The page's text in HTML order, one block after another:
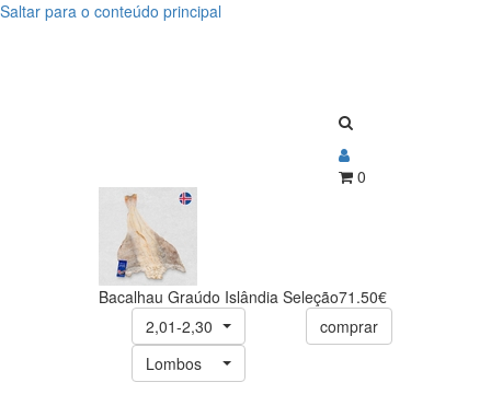
Saltar para o conteúdo principal
0
Bacalhau Graúdo Islândia Seleção71.50€
2,01-2,30
Lombos
comprar